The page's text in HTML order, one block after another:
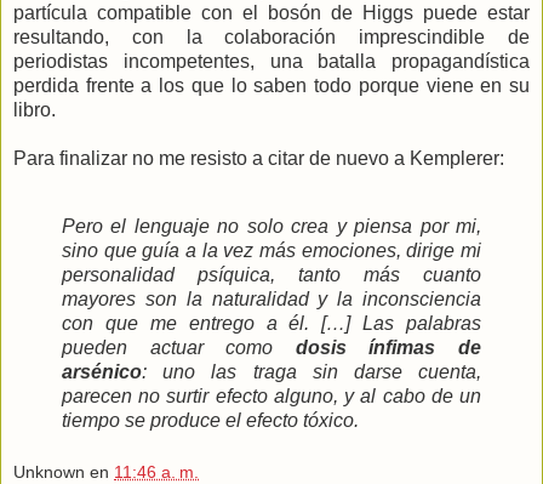
partícula compatible con el bosón de Higgs puede estar
resultando, con la colaboración imprescindible de
periodistas incompetentes, una batalla propagandística
perdida frente a los que lo saben todo porque viene en su
libro.
Para finalizar no me resisto a citar de nuevo a Kemplerer:
Pero el lenguaje no solo crea y piensa por mi,
sino que guía a la vez más emociones, dirige mi
personalidad psíquica, tanto más cuanto
mayores son la naturalidad y la inconsciencia
con que me entrego a él. […] Las palabras
pueden actuar como dosis ínfimas de
arsénico: uno las traga sin darse cuenta,
parecen no surtir efecto alguno, y al cabo de un
tiempo se produce el efecto tóxico.
Unknown en 11:46 a. m.